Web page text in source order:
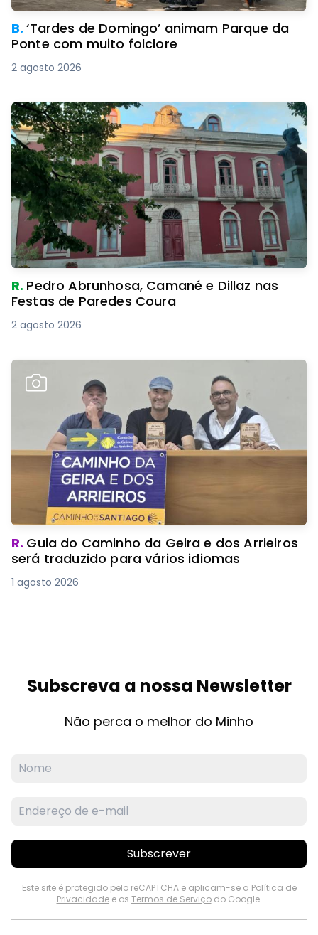
B.‘Tardes de Domingo’ animam Parque da
Ponte com muito folclore
2 agosto 2026
R. Pedro Abrunhosa, Camané e Dillaz nas
Festas de Paredes Coura
2 agosto 2026
R. Guia do Caminho da Geira e dos Arrieiros
será traduzido para vários idiomas
1 agosto 2026
Subscreva a nossa Newsletter
Não perca o melhor do Minho
Subscrever
Este site é protegido pelo reCAPTCHA e aplicam-se a Política de
Privacidadee os Termos de Serviçodo Google.